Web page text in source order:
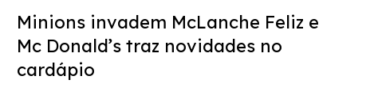
Minions invadem McLanche Feliz e
Mc Donald’s traz novidades no
cardápio